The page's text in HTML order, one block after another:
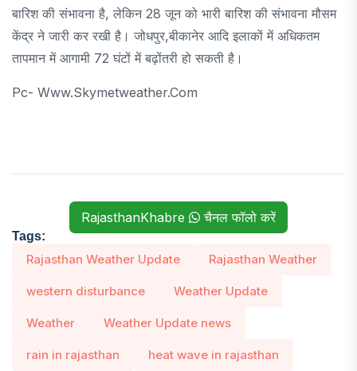
बारिश की संभावना है, लेकिन 28 जून को भारी बारिश की संभावना मौसम
केंद्र ने जारी कर रखी है। जोधपुर,बीकानेर आदि इलाकों में अधिकतम
तापमान में आगामी 72 घंटों में बढ़ोंतरी हो सकती है।
Pc- Www.skymetweather.com
RajasthanKhabre चैनल फॉलो करें
Tags:
Rajasthan Weather Update Rajasthan Weather
western disturbance Weather Update
Weather Weather Update news
rain in rajasthan heat wave in rajasthan